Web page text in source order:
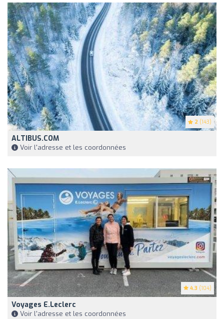
2 (143)
ALTIBUS.COM
Voir l'adresse et les coordonnées
4.3 (104)
Voyages E.Leclerc
Voir l'adresse et les coordonnées